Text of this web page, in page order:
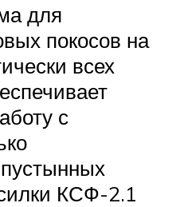
для
покосов на
всех
с
КСФ-2.1